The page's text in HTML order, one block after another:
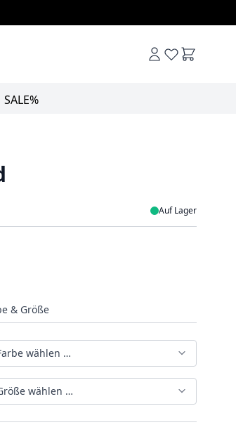
SALE%
Auf Lager
& Größe
wählen …
wählen …